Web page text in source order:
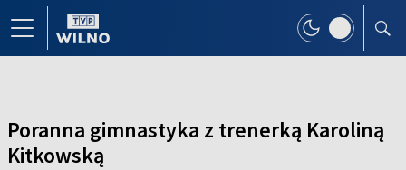
Poranna gimnastyka z trenerką Karoliną
Kitkowską